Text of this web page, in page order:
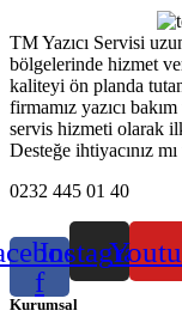
TM Yazıcı Servisi
bölgelerinde hizmet
kaliteyi ön planda
firmamız yazıcı
servis hizmeti olarak
Desteğe ihtiyacınız
0232 445 01 40
f
Instagram
Kurumsal